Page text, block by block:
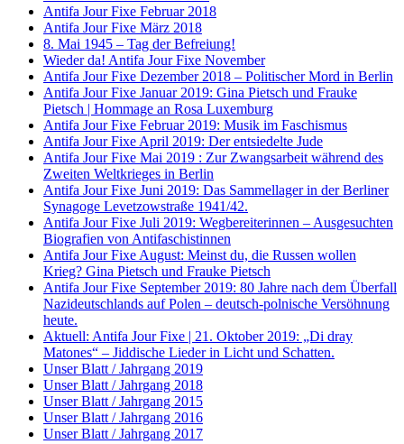
Antifa Jour Fixe Februar 2018
Antifa Jour Fixe März 2018
8. Mai 1945 – Tag der Befreiung!
Wieder da! Antifa Jour Fixe November
Antifa Jour Fixe Dezember 2018 – Politischer Mord in Berlin
Antifa Jour Fixe Januar 2019: Gina Pietsch und Frauke
Pietsch | Hommage an Rosa Luxemburg
Antifa Jour Fixe Februar 2019: Musik im Faschismus
Antifa Jour Fixe April 2019: Der entsiedelte Jude
Antifa Jour Fixe Mai 2019 : Zur Zwangsarbeit während des
Zweiten Weltkrieges in Berlin
Antifa Jour Fixe Juni 2019: Das Sammellager in der Berliner
Synagoge Levetzowstraße 1941/42.
Antifa Jour Fixe Juli 2019: Wegbereiterinnen – Ausgesuchten
Biografien von Antifaschistinnen
Antifa Jour Fixe August: Meinst du, die Russen wollen
Krieg? Gina Pietsch und Frauke Pietsch
Antifa Jour Fixe September 2019: 80 Jahre nach dem Überfall
Nazideutschlands auf Polen – deutsch-polnische Versöhnung
heute.
Aktuell: Antifa Jour Fixe | 21. Oktober 2019: „Di dray
Matones“ – Jiddische Lieder in Licht und Schatten.
Unser Blatt / Jahrgang 2019
Unser Blatt / Jahrgang 2018
Unser Blatt / Jahrgang 2015
Unser Blatt / Jahrgang 2016
Unser Blatt / Jahrgang 2017